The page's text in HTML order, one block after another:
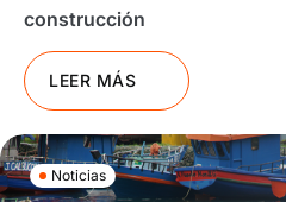
construcción
LEER MÁS
Noticias